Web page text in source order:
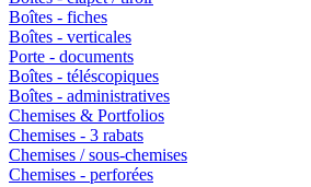
Boîtes - fiches
Boîtes - verticales
Porte - documents
Boîtes - téléscopiques
Boîtes - administratives
Chemises & Portfolios
Chemises - 3 rabats
Chemises / sous-chemises
Chemises - perforées